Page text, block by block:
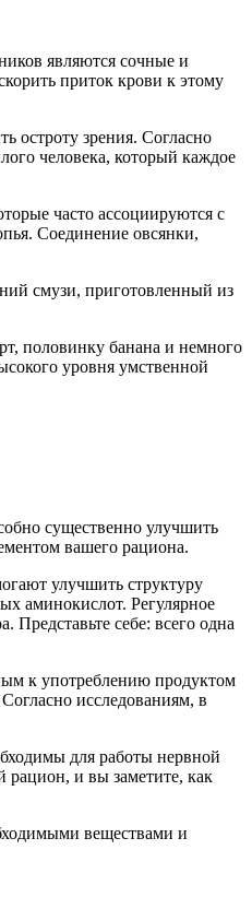
являются сочные и
приток крови к этому
остроту зрения. Согласно
человека, который каждое
часто ассоциируются с
Соединение овсянки,
смузи, приготовленный из
половинку банана и немного
уровня умственной
существенно улучшить
вашего рациона.
улучшить структуру
аминокислот. Регулярное
себе: всего одна
к употреблению продуктом
исследованиям, в
для работы нервной
и вы заметите, как
веществами и